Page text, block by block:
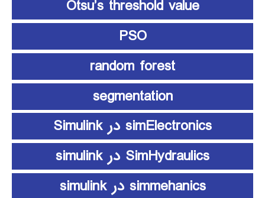
Otsu’s threshold value
PSO
random forest
segmentation
simElectronics در Simulink
SimHydraulics در simulink
simmehanics در simulink